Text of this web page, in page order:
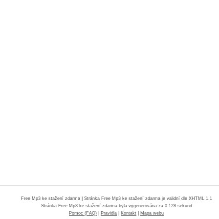
Free Mp3 ke stažení zdarma| Stránka Free Mp3 ke stažení zdarma je validní dle XHTML 1.1
Stránka Free Mp3 ke stažení zdarmabyla vygenerována za 0.128 sekund
Pomoc (FAQ)
Pravidla Kontakt Mapa webu